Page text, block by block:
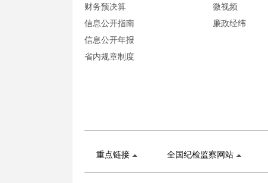
财务预决算
信息公开指南
信息公开年报
省内规章制度
微视频
廉政经纬
重点链接 全国纪检监察网站